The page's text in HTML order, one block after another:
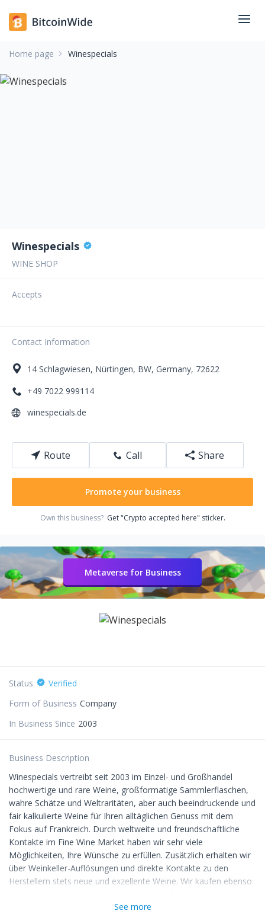
Home page Winespecials
Winespecials
WINE SHOP
Accepts
Contact Information
14 Schlagwiesen, Nürtingen, BW, Germany, 72622
+49 7022 999114
winespecials.de
Route Call Share
Promote your business
Own this business? Get "Crypto accepted here" sticker.
Metaverse for Business
Status
Verified
Form of Business Company
In Business Since 2003
Business Description
Winespecials vertreibt seit 2003 im Einzel- und Großhandel
hochwertige und rare Weine, großformatige Sammlerflaschen,
wahre Schätze und Weltraritäten, aber auch beeindruckende und
fair kalkulierte Weine für Ihren alltäglichen Genuss mit dem
Fokus auf Frankreich. Durch weltweite und freundschaftliche
Kontakte im Fine Wine Market haben wir sehr viele
Möglichkeiten, Ihre Wünsche zu erfüllen. Zusätzlich erhalten wir
über Weinkeller-Auflösungen und direkte Kontakte zu den
Herstellern stets neue und exzellente Weine. Wir kaufen ebenso
seriöse Transaktionen mit dem nötigen Know-How.
See more